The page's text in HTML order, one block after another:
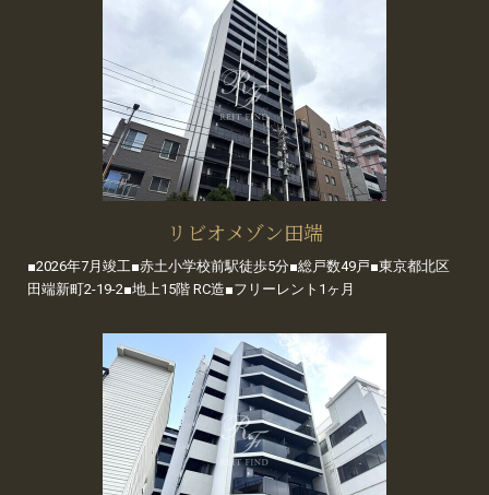
リビオメゾン田端
■2026年7月竣工■赤土小学校前駅徒歩5分■総戸数49戸■東京都北区
田端新町2-19-2■地上15階 RC造■フリーレント1ヶ月